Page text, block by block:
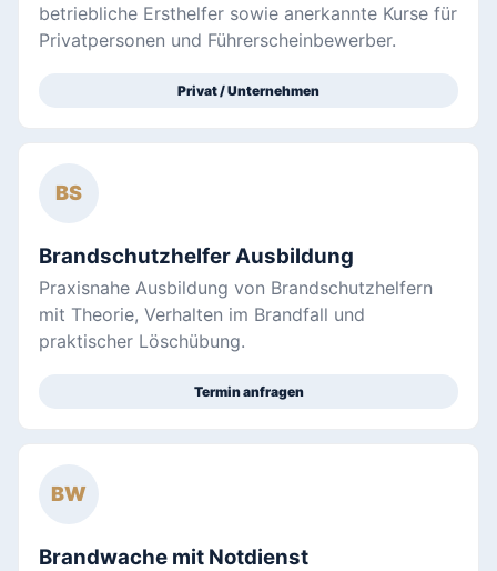
betriebliche Ersthelfer sowie anerkannte Kurse für
Privatpersonen und Führerscheinbewerber.
Privat / Unternehmen
BS
Brandschutzhelfer Ausbildung
Praxisnahe Ausbildung von Brandschutzhelfern
mit Theorie, Verhalten im Brandfall und
praktischer Löschübung.
Termin anfragen
BW
Brandwache mit Notdienst